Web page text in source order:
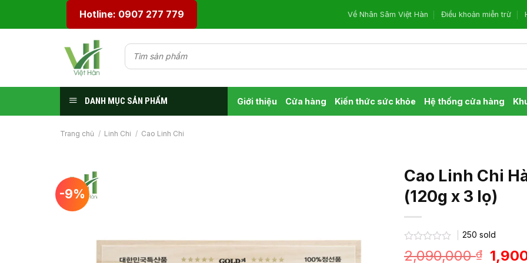
Hotline: 0907 277 779 Về Nhân Sâm Việt Hàn Điều khoản miễn trừ
DANH MỤC SẢN PHẨM Giới thiệu Cửa hàng Kiến thức sức khỏe Hệ thống cửa hàng
Trang chủ / Linh Chi / Cao Linh Chi
-9%
Cao Linh Chi
(120g x 3 lọ)
Được
xếp
250 sold
2,090,000₫
Giá